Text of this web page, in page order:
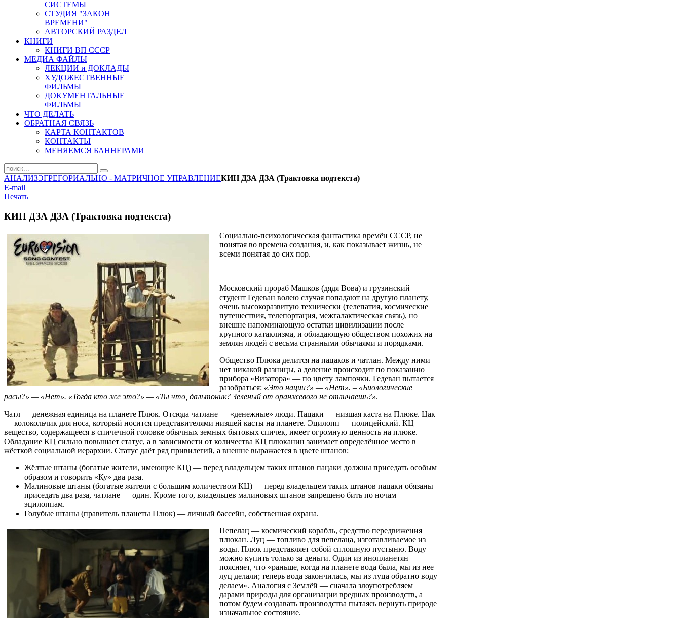
СИСТЕМЫ
СТУДИЯ "ЗАКОН
ВРЕМЕНИ"
АВТОРСКИЙ РАЗДЕЛ
КНИГИ
КНИГИ ВП СССР
МЕДИА ФАЙЛЫ
ЛЕКЦИИ и ДОКЛАДЫ
ХУДОЖЕСТВЕННЫЕ
ФИЛЬМЫ
ДОКУМЕНТАЛЬНЫЕ
ФИЛЬМЫ
ЧТО ДЕЛАТЬ
ОБРАТНАЯ СВЯЗЬ
КАРТА КОНТАКТОВ
КОНТАКТЫ
МЕНЯЕМСЯ БАННЕРАМИ
АНАЛИЗЭГРЕГОРИАЛЬНО - МАТРИЧНОЕ УПРАВЛЕНИЕКИН ДЗА ДЗА (Трактовка подтекста)
E-mail
Печать
КИН ДЗА ДЗА (Трактовка подтекста)
Социально-психологическая фантастика времён СССР, не
понятая во времена создания, и, как показывает жизнь, не
всеми понятая до сих пор.
Московский прораб Машков (дядя Вова) и грузинский
студент Гедеван волею случая попадают на другую планету,
очень высокоразвитую технически (телепатия, космические
путешествия, телепортация, межгалактическая связь), но
внешне напоминающую остатки цивилизации после
крупного катаклизма, и обладающую обществом похожих на
землян людей с весьма странными обычаями и порядками.
Общество Плюка делится на пацаков и чатлан. Между ними
нет никакой разницы, а деление происходит по показанию
прибора «Визатора» — по цвету лампочки. Гедеван пытается
разобраться: «Это нации?» — «Нет». – «Биологические
расы?» — «Нет». «Тогда кто же это?» — «Ты что, дальтоник? Зеленый от оранжевого не отличаешь?».
Чатл — денежная единица на планете Плюк. Отсюда чатлане — «денежные» люди. Пацаки — низшая каста на Плюке. Цак
— колокольчик для носа, который носится представителями низшей касты на планете. Эцилопп — полицейский. КЦ —
вещество, содержащееся в спичечной головке обычных земных бытовых спичек, имеет огромную ценность на плюке.
Обладание КЦ сильно повышает статус, а в зависимости от количества КЦ плюканин занимает определённое место в
жёсткой социальной иерархии. Статус даёт ряд привилегий, а внешне выражается в цвете штанов:
Жёлтые штаны (богатые жители, имеющие КЦ) — перед владельцем таких штанов пацаки должны приседать особым
образом и говорить «Ку» два раза.
Малиновые штаны (богатые жители с большим количеством КЦ) — перед владельцем таких штанов пацаки обязаны
приседать два раза, чатлане — один. Кроме того, владельцев малиновых штанов запрещено бить по ночам
эцилоппам.
Голубые штаны (правитель планеты Плюк) — личный бассейн, собственная охрана.
Пепелац — космический корабль, средство передвижения
плюкан. Луц — топливо для пепелаца, изготавливаемое из
воды. Плюк представляет собой сплошную пустыню. Воду
можно купить только за деньги. Один из инопланетян
поясняет, что «раньше, когда на планете вода была, мы из нее
луц делали; теперь вода закончилась, мы из луца обратно воду
делаем». Аналогия с Землёй — сначала злоупотребляем
дарами природы для организации вредных производств, а
потом будем создавать производства пытаясь вернуть природе
изначальное состояние.